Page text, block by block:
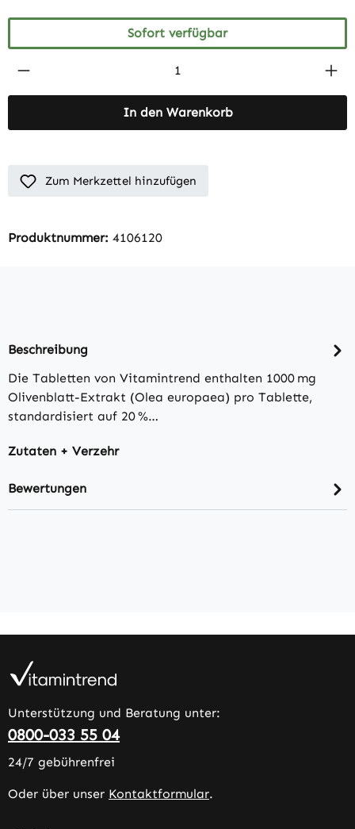
Sofort verfügbar
Produkt Anzahl: Gib den gewünschten
In den Warenkorb
Zum Merkzettel hinzufügen
Produktnummer: 4106120
Beschreibung
Die Tabletten von Vitamintrend enthalten 1000 mg
Olivenblatt-Extrakt (Olea europaea) pro Tablette,
standardisiert auf 20 %…
Zutaten + Verzehr
Bewertungen
Unterstützung und Beratung unter:
0800-033 55 04
24/7 gebührenfrei
Oder über unser Kontaktformular.